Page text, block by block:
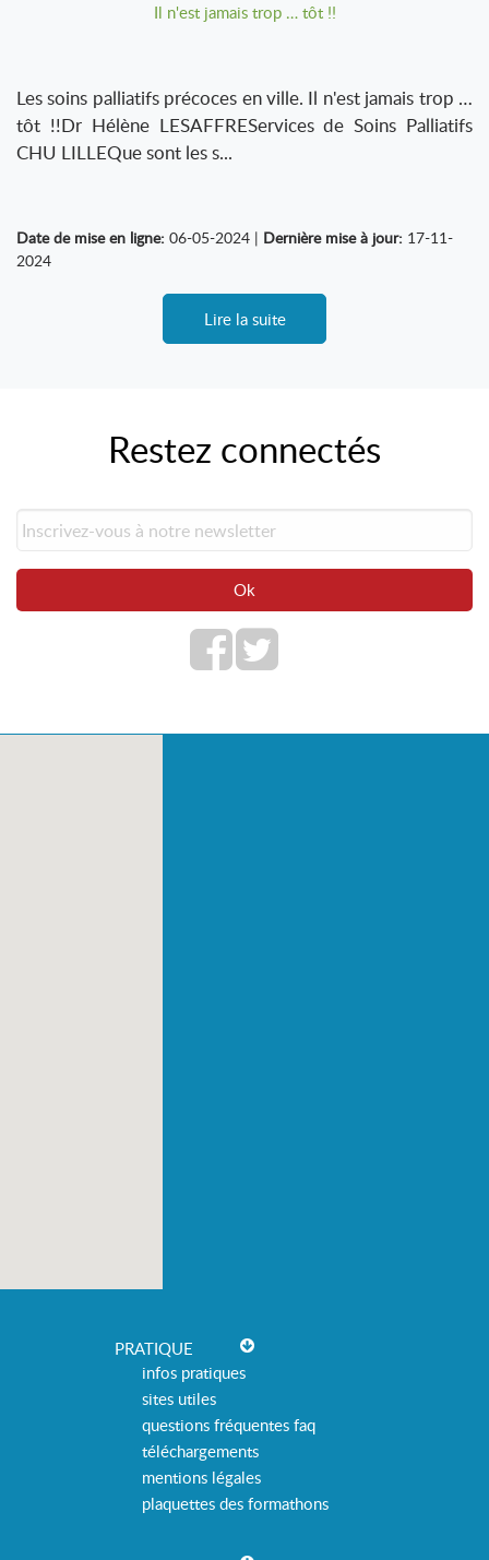
Il n'est jamais trop … tôt !!
Les soins palliatifs précoces en ville. Il n'est jamais trop …
tôt !!Dr Hélène LESAFFREServices de Soins Palliatifs
CHU LILLEQue sont les s...
Date de mise en ligne: 06-05-2024 | Dernière mise à jour: 17-11-
2024
Lire la suite
PRATIQUE
infos pratiques
sites utiles
questions fréquentes faq
téléchargements
mentions légales
plaquettes des formathons
Restez connectés